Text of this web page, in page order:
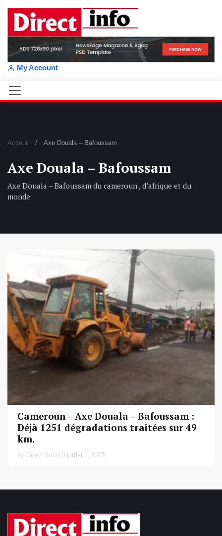
My Account
Acceuil Axe Douala – Bafoussam
Axe Douala – Bafoussam
Axe Douala – Bafoussam du cameroun , d’afrique et du
monde
Cameroun – Axe Douala – Bafoussam :
Déjà 1251 dégradations traitées sur 49
km.
by Direct Info | juillet 1, 2023